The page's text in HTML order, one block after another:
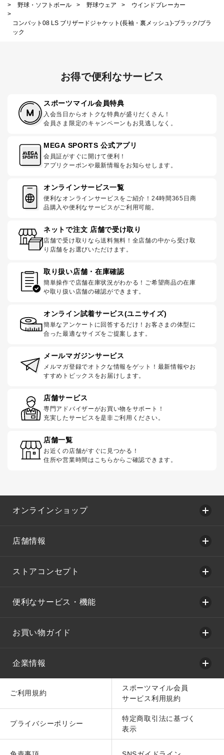
>
野球・ソフトボール > 野球ウェア >
ウインドブレーカー
>
コンバット08 LS ブリザードジャケット(長袖・裏メッシュ)-ブラック/ブラ
ック
お得で便利なサービス
スポーツマイル会員特典
入会当日からオトクな特典が盛りだくさん！
会員さま限定のキャンペーンもお見逃しなく。
MEGA SPORTS 公式アプリ
会員証がすぐに開けて便利！
アプリクーポンや最新情報をお知らせします。
オンラインサービス一覧
便利なオンラインサービスをご紹介！24時間365日商
品購入や便利なサービスがご利用可能。
ネットで注文 店舗で受け取り
店舗で受け取りなら送料無料！全店舗の中から受け取
り店舗をお選びいただけます。
取り扱い店舗・在庫確認
簡単操作で店舗在庫状況がわかる！ご希望商品の在庫
や取り扱い店舗の確認ができます。
オンライン試着サービス(ユニサイズ)
簡単なアンケートに回答するだけ！お客さまの体型に
合った最適なサイズをご提案します。
メールマガジンサービス
メルマガ登録でオトクな情報をゲット！最新情報やお
すすめトピックスをお届けします。
店舗サービス
専門アドバイザーがお買い物をサポート！
充実したサービスを是非ご利用ください。
店舗一覧
お近くの店舗がすぐに見つかる！
住所や営業時間はこちらからご確認できます。
オンラインショップ
店舗情報
ストアコンセプト
便利なサービス・機能
お買い物ガイド
企業情報
ご利用規約
スポーツマイル会員
サービス利用規約
プライバシーポリシー
特定商取引法に基づく
表示